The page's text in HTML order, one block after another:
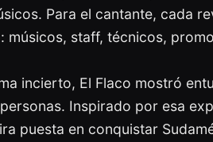
Para el cantante, cada
músicos, staff, técnicos,
incierto, El Flaco mostró
Inspirado por esa
puesta en conquistar